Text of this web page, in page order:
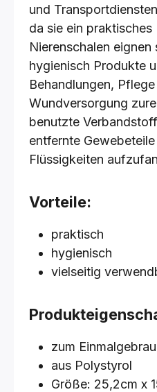
und
da sie ein
Nierenschalen eignen
hygienisch Produkte
Behandlungen,
Wundversorgung
benutzte
entfernte
Flüssigkeiten
Vorteile:
praktisch
hygienisch
vielseitig
zum
aus Polystyrol
Größe: 25,2cm x